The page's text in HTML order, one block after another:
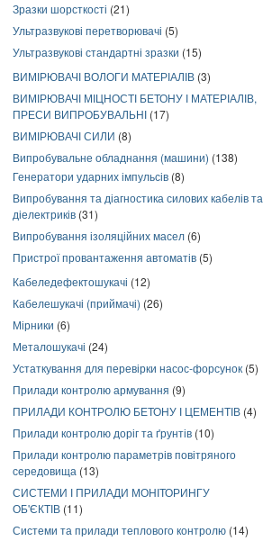
Зразки шорсткості (21)
Ультразвукові перетворювачі (5)
Ультразвукові стандартні зразки (15)
ВИМІРЮВАЧІ ВОЛОГИ МАТЕРІАЛІВ (3)
ВИМІРЮВАЧІ МІЦНОСТІ БЕТОНУ І МАТЕРІАЛІВ,
ПРЕСИ ВИПРОБУВАЛЬНІ (17)
ВИМІРЮВАЧІ СИЛИ (8)
Випробувальне обладнання (машини) (138)
Генератори ударних імпульсів (8)
Випробування та діагностика силових кабелів та
діелектриків (31)
Випробування ізоляційних масел (6)
Пристрої провантаження автоматів (5)
Кабеледефектошукачі (12)
Кабелешукачі (приймачі) (26)
Мірники (6)
Металошукачі (24)
Устаткування для перевірки насос-форсунок (5)
Прилади контролю армування (9)
ПРИЛАДИ КОНТРОЛЮ БЕТОНУ І ЦЕМЕНТІВ (4)
Прилади контролю доріг та ґрунтів (10)
Прилади контролю параметрів повітряного
середовища (13)
СИСТЕМИ І ПРИЛАДИ МОНІТОРИНГУ
ОБ'ЄКТІВ (11)
Системи та прилади теплового контролю (14)